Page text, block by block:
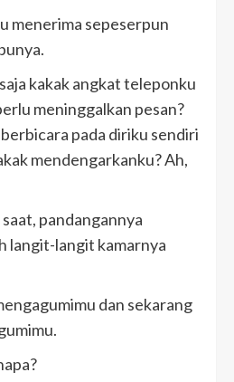
menerima sepeserpun
kakak angkat teleponku
meninggalkan pesan?
pada diriku sendiri
mendengarkanku? Ah,
pandangannya
langit-langit kamarnya
dan sekarang